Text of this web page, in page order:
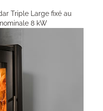
Triple Large fixé au
8 kW